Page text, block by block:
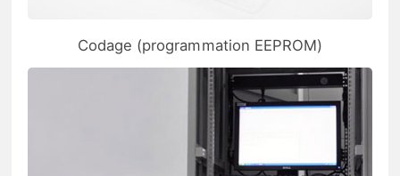
Codage (programmation EEPROM)